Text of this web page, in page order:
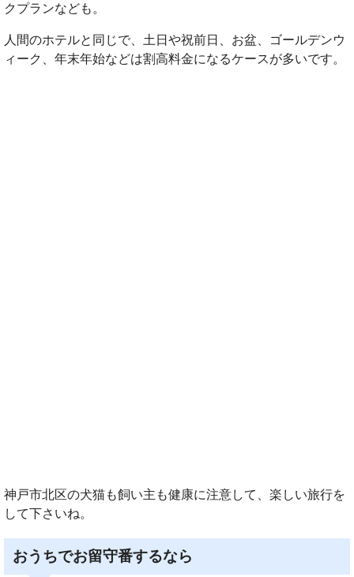
クプランなども。
人間のホテルと同じで、土日や祝前日、お盆、ゴールデンウ
ィーク、年末年始などは割高料金になるケースが多いです。
神戸市北区の犬猫も飼い主も健康に注意して、楽しい旅行を
して下さいね。
おうちでお留守番するなら